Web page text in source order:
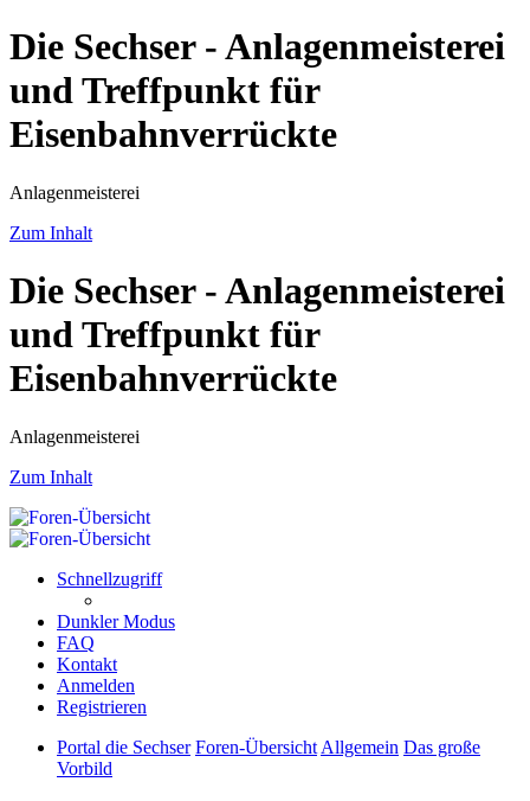
Die Sechser - Anlagenmeisterei
und Treffpunkt für
Eisenbahnverrückte
Anlagenmeisterei
Zum Inhalt
Die Sechser - Anlagenmeisterei
und Treffpunkt für
Eisenbahnverrückte
Anlagenmeisterei
Zum Inhalt
Schnellzugriff
Dunkler Modus
FAQ
Kontakt
Anmelden
Registrieren
Portal die Sechser Foren-Übersicht Allgemein Das große
Vorbild